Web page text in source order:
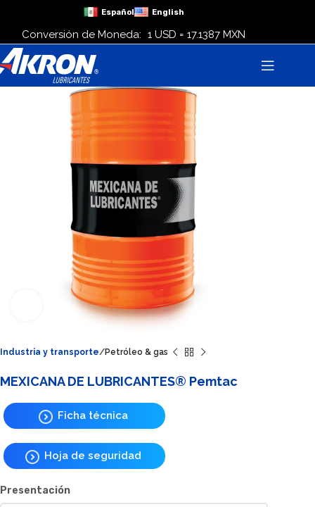
Conversión de Moneda: 1 USD = 17.1387 MXN
Español English
Click para agrandar
Industria y transporte Petróleo & gas
MEXICANA DE LUBRICANTES® Pemtac
Ficha técnica
Hoja de seguridad
Presentación